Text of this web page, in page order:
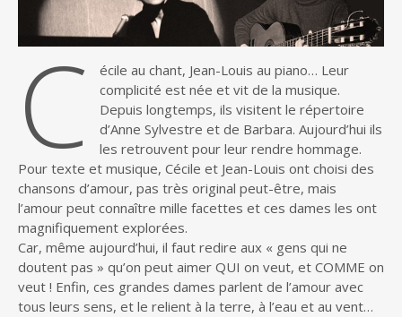
C
écile au chant, Jean-Louis au piano… Leur
complicité est née et vit de la musique.
Depuis longtemps, ils visitent le répertoire
d’Anne Sylvestre et de Barbara. Aujourd’hui ils
les retrouvent pour leur rendre hommage.
Pour texte et musique, Cécile et Jean-Louis ont choisi des
chansons d’amour, pas très original peut-être, mais
l’amour peut connaître mille facettes et ces dames les ont
magnifiquement explorées.
Car, même aujourd’hui, il faut redire aux « gens qui ne
doutent pas » qu’on peut aimer QUI on veut, et COMME on
veut ! Enfin, ces grandes dames parlent de l’amour avec
tous leurs sens, et le relient à la terre, à l’eau et au vent…